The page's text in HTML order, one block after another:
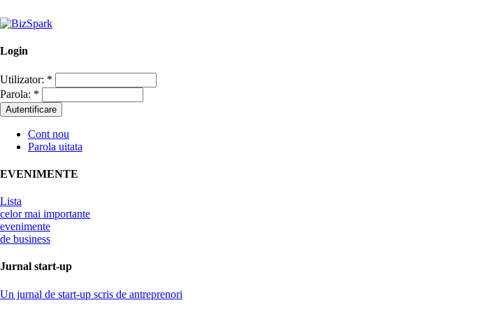
Login
Utilizator: *
Parola: *
Cont nou
Parola uitata
EVENIMENTE
Lista
celor mai importante
evenimente
de business
Jurnal start-up
Un jurnal de start-up scris de antreprenori